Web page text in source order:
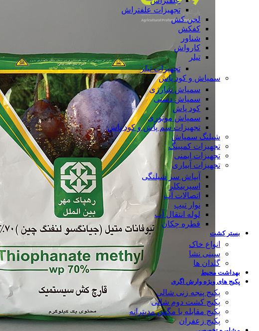
تجهیزات علفتراش
لجن کش
کفکش
شناور
کارواش
تیلر
تجهیزات تیلر
سمپاش و کود پاش
سمپاش شارژی
سمپاش دستی
کود پاش
سمپاش موتوری
تجهیزات سم پاش و کود پاش
شیلنگ سمپاش
تجهیزات کمپینگ
تجهیزات ایمنی
تجهیزات آبیاری
آبپاش سر شیلنگی
اسپرینکلر
اتصالات آب
نوار تیپ
لوله انتقال آب
قطره چکان
بستر کشت
انواع خاک
سینی نشا
گلدان ها
بهداشت محیط
پکیج های ویژه وارش اگری
پکیج پنجه زنی شالی
پکیج کشت دوم شالی
پکیج مقابله با مگس مدیترانه
پکیج زعفران